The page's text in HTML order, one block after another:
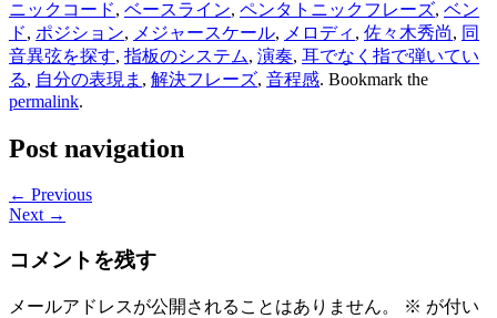
ニックコード, ベースライン, ペンタトニックフレーズ, ベン
ド, ポジション, メジャースケール, メロディ , 佐々木秀尚, 同
音異弦を探す, 指板のシステム, 演奏, 耳でなく指で弾いてい
る, 自分の表現ま , 解決フレーズ, 音程感. Bookmark the
permalink.
Post navigation
← Previous
Next →
コメントを残す
メールアドレスが公開されることはありません。 ※ が付い